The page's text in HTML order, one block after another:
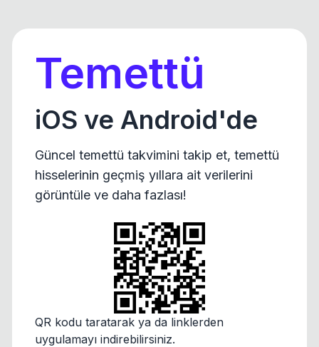
Temettü
iOS ve Android'de
Güncel temettü takvimini takip et, temettü
hisselerinin geçmiş yıllara ait verilerini
görüntüle ve daha fazlası!
QR kodu taratarak ya da linklerden
uygulamayı indirebilirsiniz.